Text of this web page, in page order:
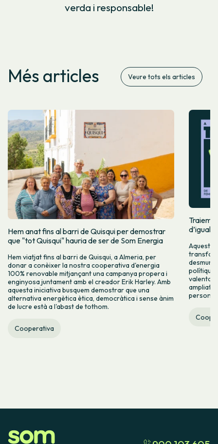
verda i responsable!
Més articles Veure tots els articles
Hem anat fins al barri de Quisqui per demostrar
que "tot Quisqui" hauria de ser de Som Energia
Hem viatjat fins al barri de Quisqui, a Almeria, per
donar a conèixer la nostra cooperativa d'energia
100% renovable mitjançant una campanya propera i
enginyosa juntament amb el creador Erik Harley. Amb
aquesta iniciativa busquem demostrar que una
alternativa energètica ètica, democràtica i sense ànim
de lucre està a l'abast de tothom.
Cooperativa
Traiem
Aquest
valenta